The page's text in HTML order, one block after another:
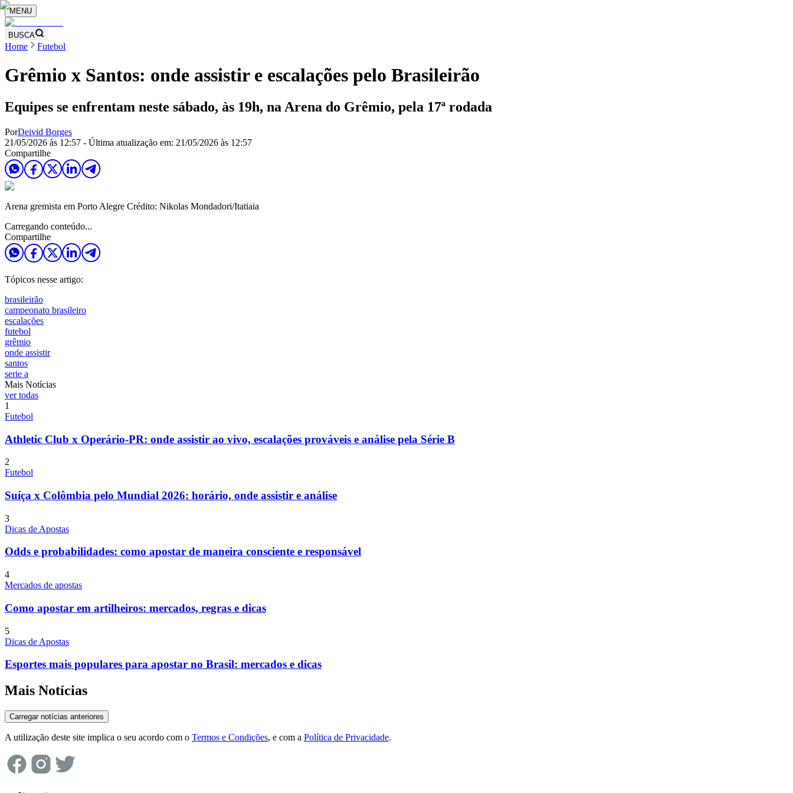
MENU
BUSCA
Home Futebol
Grêmio x Santos: onde assistir e escalações pelo Brasileirão
Equipes se enfrentam neste sábado, às 19h, na Arena do Grêmio, pela 17ª rodada
PorDeivid Borges
21/05/2026 às 12:57 - Última atualização em: 21/05/2026 às 12:57
Compartilhe
Arena gremista em Porto Alegre Crédito: Nikolas Mondadori/Itatiaia
Carregando conteúdo...
Compartilhe
Tópicos nesse artigo:
brasileirão
campeonato brasileiro
escalações
futebol
grêmio
onde assistir
santos
serie a
Mais Notícias
ver todas
1
Futebol
Athletic Club x Operário-PR: onde assistir ao vivo, escalações prováveis e análise pela Série B
2
Futebol
Suíça x Colômbia pelo Mundial 2026: horário, onde assistir e análise
3
Dicas de Apostas
Odds e probabilidades: como apostar de maneira consciente e responsável
4
Mercados de apostas
Como apostar em artilheiros: mercados, regras e dicas
5
Dicas de Apostas
Esportes mais populares para apostar no Brasil: mercados e dicas
Mais Notícias
Carregar notícias anteriores
A utilização deste site implica o seu acordo com o Termos e Condições, e com a Política de Privacidade.